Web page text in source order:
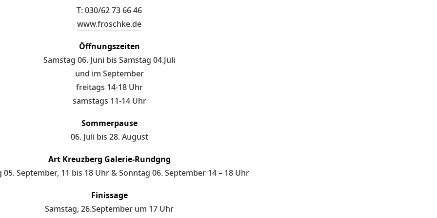
T: 030/62 73 66 46
www.froschke.de
Öffnungszeiten
Samstag 06. Juni bis Samstag 04.Juli
und im September
freitags 14-18 Uhr
samstags 11-14 Uhr
Sommerpause
06. Juli bis 28. August
Art Kreuzberg Galerie-Rundgng
05. September, 11 bis 18 Uhr & Sonntag 06. September 14 – 18 Uhr
Finissage
Samstag, 26.September um 17 Uhr